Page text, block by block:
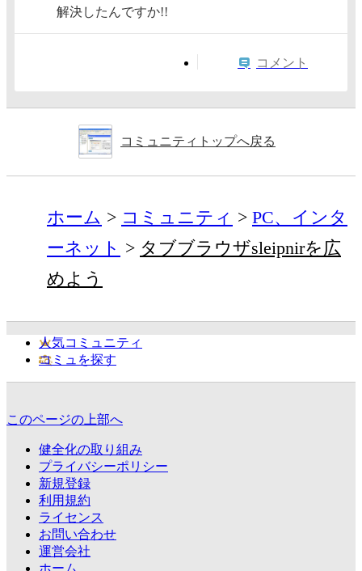
解決したんですか!!
コメント
コミュニティトップへ戻る
ホーム コミュニティ
PC、インタ
ーネット
タブブラウザsleipnirを広
めよう
人気コミュニティ
コミュを探す
このページの上部へ
健全化の取り組み
プライバシーポリシー
新規登録
利用規約
ライセンス
お問い合わせ
運営会社
ホーム